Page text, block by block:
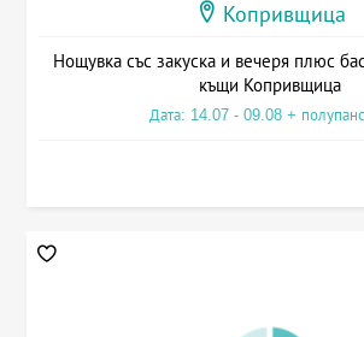
Копривщица
Нощувка със закуска и вечеря плюс
къщи Копривщица
Дата: 14.07 - 09.08 +